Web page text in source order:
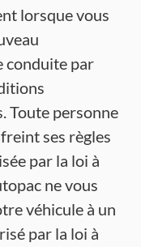
lorsque vous
conduite par
Toute personne
ses règles
par la loi à
ne vous
véhicule à un
par la loi à